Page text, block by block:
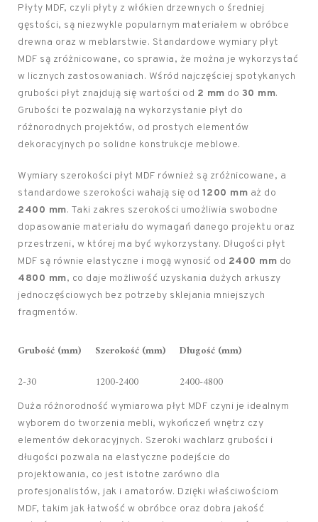
Płyty MDF, czyli płyty z włókien drzewnych o średniej
gęstości, są niezwykle popularnym materiałem w obróbce
drewna oraz w meblarstwie. Standardowe wymiary płyt
MDF są zróżnicowane, co sprawia, że można je wykorzystać
w licznych zastosowaniach. Wśród najczęściej spotykanych
grubości płyt znajdują się wartości od 2 mm do 30 mm.
Grubości te pozwalają na wykorzystanie płyt do
różnorodnych projektów, od prostych elementów
dekoracyjnych po solidne konstrukcje meblowe.
Wymiary szerokości płyt MDF również są zróżnicowane, a
standardowe szerokości wahają się od 1200 mm aż do
2400 mm. Taki zakres szerokości umożliwia swobodne
dopasowanie materiału do wymagań danego projektu oraz
przestrzeni, w której ma być wykorzystany. Długości płyt
MDF są równie elastyczne i mogą wynosić od 2400 mm do
4800 mm, co daje możliwość uzyskania dużych arkuszy
jednoczęściowych bez potrzeby sklejania mniejszych
fragmentów.
Grubość (mm) Szerokość (mm)
Długość (mm)
2-30
1200-2400 2400-4800
Duża różnorodność wymiarowa płyt MDF czyni je idealnym
wyborem do tworzenia mebli, wykończeń wnętrz czy
elementów dekoracyjnych. Szeroki wachlarz grubości i
długości pozwala na elastyczne podejście do
projektowania, co jest istotne zarówno dla
profesjonalistów, jak i amatorów. Dzięki właściwościom
MDF, takim jak łatwość w obróbce oraz dobra jakość